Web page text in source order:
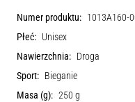
Numer produktu: 1013A160-
Płeć: Unisex
Nawierzchnia: Droga
Sport: Bieganie
Masa (g): 250 g